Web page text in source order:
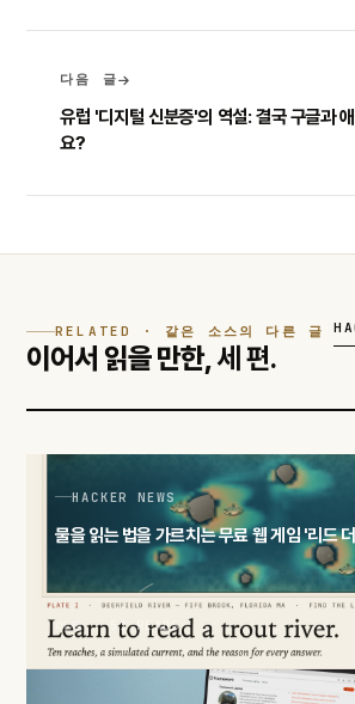
다음 글
유럽 '디지털 신분증'의 역설: 결국 구글과
요?
RELATED · 같은 소스의 다른 글
이어서 읽을 만한,세 편.
HACKER NEWS
물을 읽는 법을 가르치는 무료 웹 게임 '리드
어제 · 51 READS